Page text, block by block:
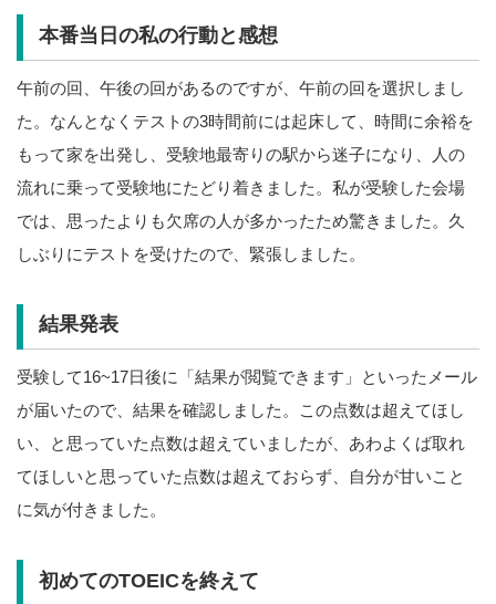
本番当日の私の行動と感想
午前の回、午後の回があるのですが、午前の回を選択しまし
た。なんとなくテストの3時間前には起床して、時間に余裕を
もって家を出発し、受験地最寄りの駅から迷子になり、人の
流れに乗って受験地にたどり着きました。私が受験した会場
では、思ったよりも欠席の人が多かったため驚きました。久
しぶりにテストを受けたので、緊張しました。
結果発表
受験して16~17日後に「結果が閲覧できます」といったメール
が届いたので、結果を確認しました。この点数は超えてほし
い、と思っていた点数は超えていましたが、あわよくば取れ
てほしいと思っていた点数は超えておらず、自分が甘いこと
に気が付きました。
初めてのTOEICを終えて